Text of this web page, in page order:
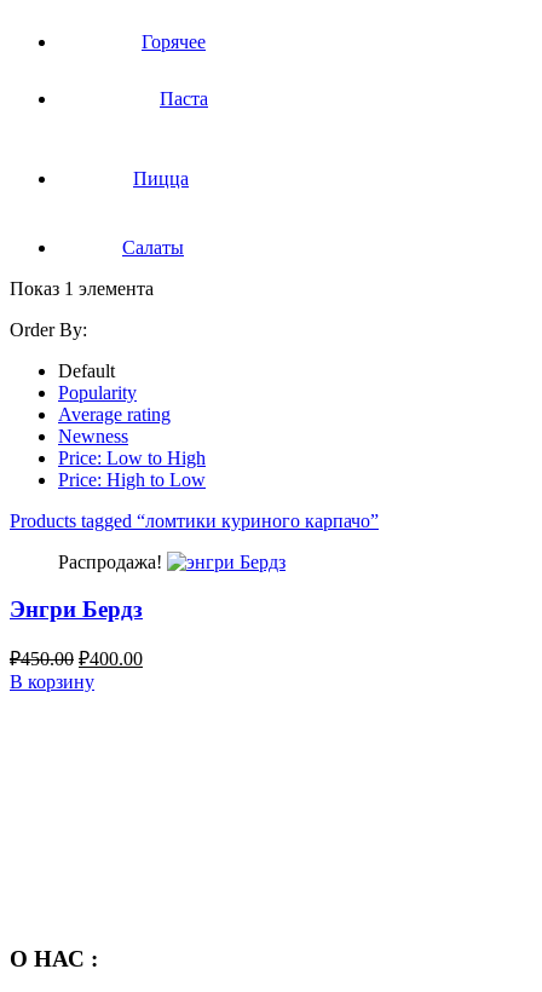
Горячее
Паста
Пицца
Салаты
Показ 1 элемента
Order By:
Default
Popularity
Average rating
Newness
Price: Low to High
Price: High to Low
Products tagged “ломтики куриного карпачо”
Распродажа!
Энгри Бердз
₽450.00 ₽400.00
В корзину
О НАС :